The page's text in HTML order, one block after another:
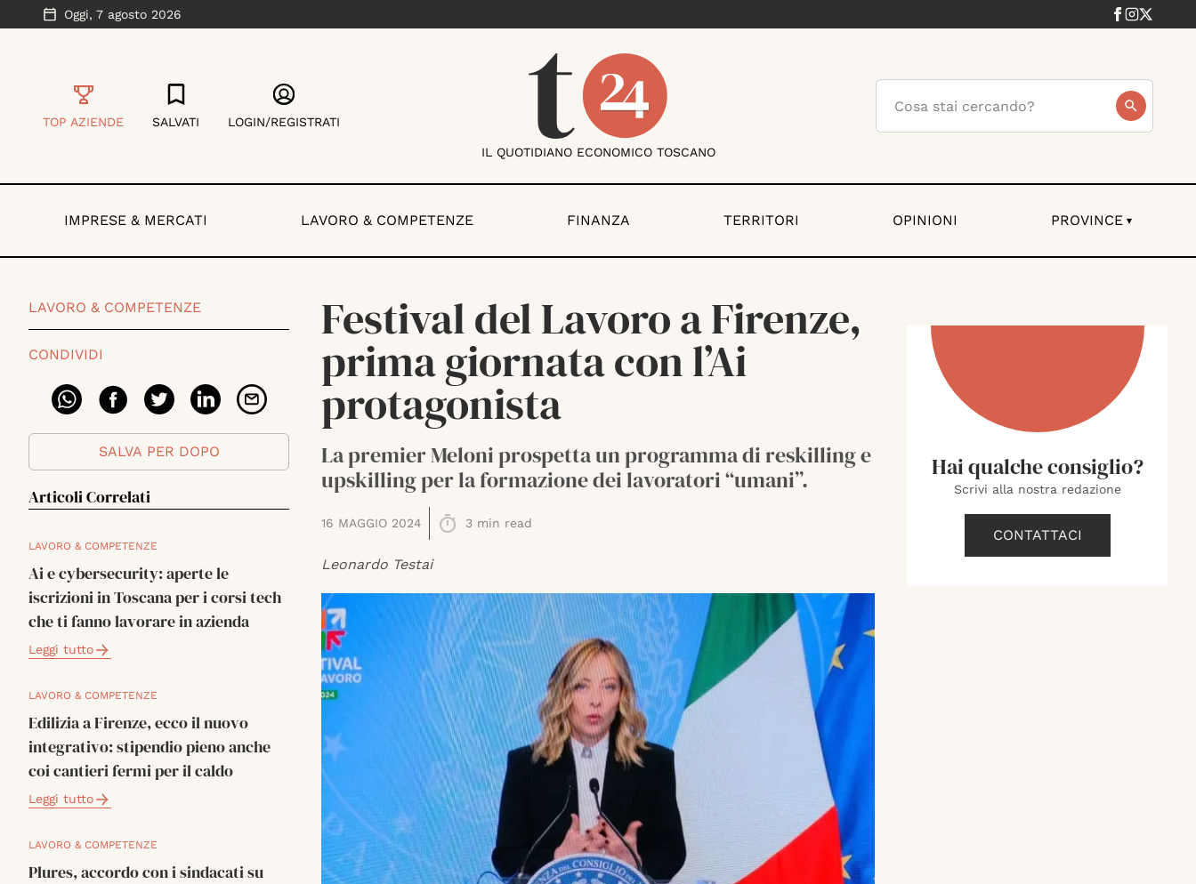
Oggi, 7 agosto 2026
TOP AZIENDE SALVATI LOGIN/REGISTRATI
IL QUOTIDIANO ECONOMICO TOSCANO
IMPRESE & MERCATI LAVORO & COMPETENZE FINANZA TERRITORI OPINIONI PROVINCE ▾
LAVORO & COMPETENZE
CONDIVIDI
SALVA PER DOPO
Articoli Correlati
LAVORO & COMPETENZE
Ai e cybersecurity: aperte le
iscrizioni in Toscana per i corsi tech
che ti fanno lavorare in azienda
Leggi tutto
LAVORO & COMPETENZE
Edilizia a Firenze, ecco il nuovo
integrativo: stipendio pieno anche
coi cantieri fermi per il caldo
Leggi tutto
LAVORO & COMPETENZE
Plures, accordo con i sindacati su
Festival del Lavoro a Firenze,
prima giornata con l’Ai
protagonista
La premier Meloni prospetta un programma di reskilling e
upskilling per la formazione dei lavoratori “umani”.
16 MAGGIO 2024 3 min read
Leonardo Testai
Hai qualche consiglio?
Scrivi alla nostra redazione
CONTATTACI